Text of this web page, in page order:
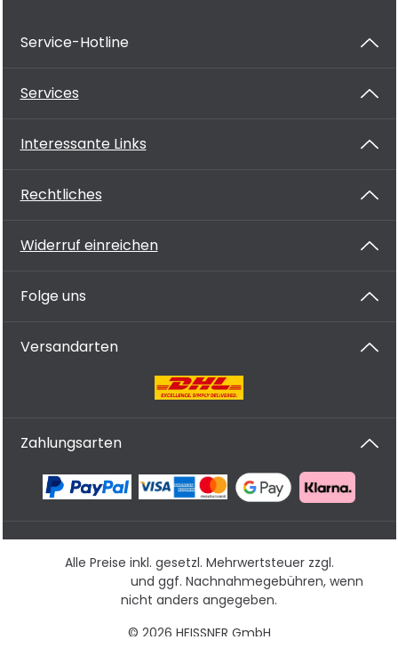
Service-Hotline
Services
Interessante Links
Rechtliches
Widerruf einreichen
Folge uns
Versandarten
Zahlungsarten
© 2026 HEISSNER GmbH
Alle Preise inkl. gesetzl. Mehrwertsteuer zzgl.
und ggf. Nachnahmegebühren, wenn
nicht anders angegeben.